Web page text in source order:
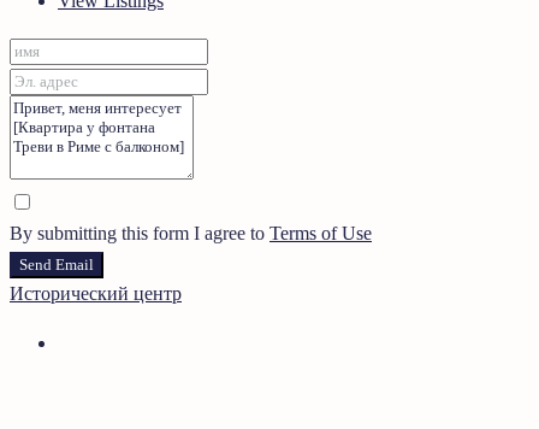
By submitting this form I agree to Terms of Use
Send Email
Исторический центр